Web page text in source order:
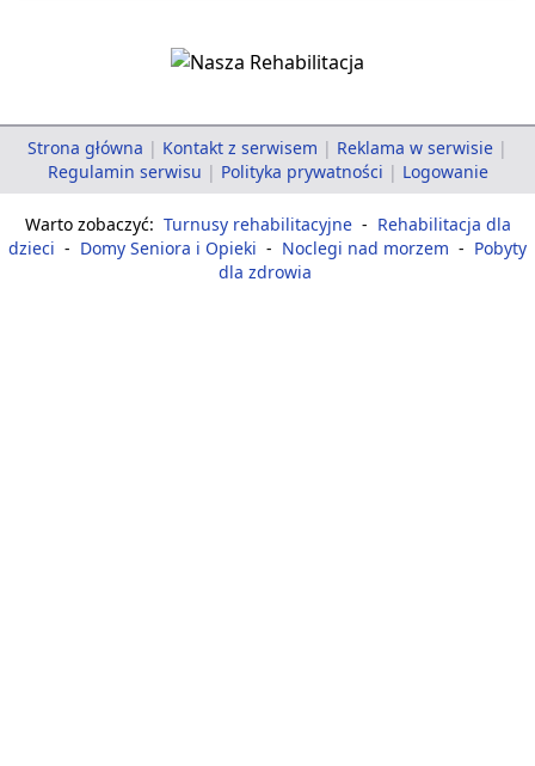
Strona główna | Kontakt z serwisem | Reklama w serwisie |
Regulamin serwisu | Polityka prywatności | Logowanie
Warto zobaczyć: Turnusy rehabilitacyjne - Rehabilitacja dla
dzieci - Domy Seniora i Opieki - Noclegi nad morzem - Pobyty
dla zdrowia